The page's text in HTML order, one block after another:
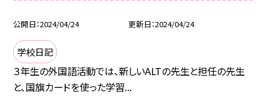
公開日 2024/04/24 更新日 2024/04/24
学校日記
３年生の外国語活動では、新しいALTの先生と担任の先生
と、国旗カードを使った学習...